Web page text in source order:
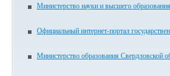
Министерство науки и высшего
Официальный интернет-портал
Министерство образования Свердловской